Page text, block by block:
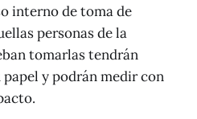
interno de toma de
personas de la
tomarlas tendrán
y podrán medir con